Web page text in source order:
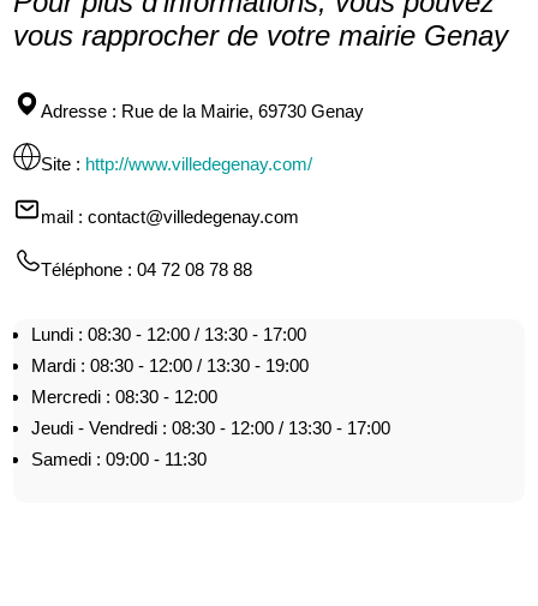
vous rapprocher de votre mairie Genay
Adresse : Rue de la Mairie, 69730 Genay
Site : http://www.villedegenay.com/
mail : contact@villedegenay.com
Téléphone : 04 72 08 78 88
Lundi : 08:30 - 12:00 / 13:30 - 17:00
Mardi : 08:30 - 12:00 / 13:30 - 19:00
Mercredi : 08:30 - 12:00
Jeudi - Vendredi : 08:30 - 12:00 / 13:30 - 17:00
Samedi : 09:00 - 11:30